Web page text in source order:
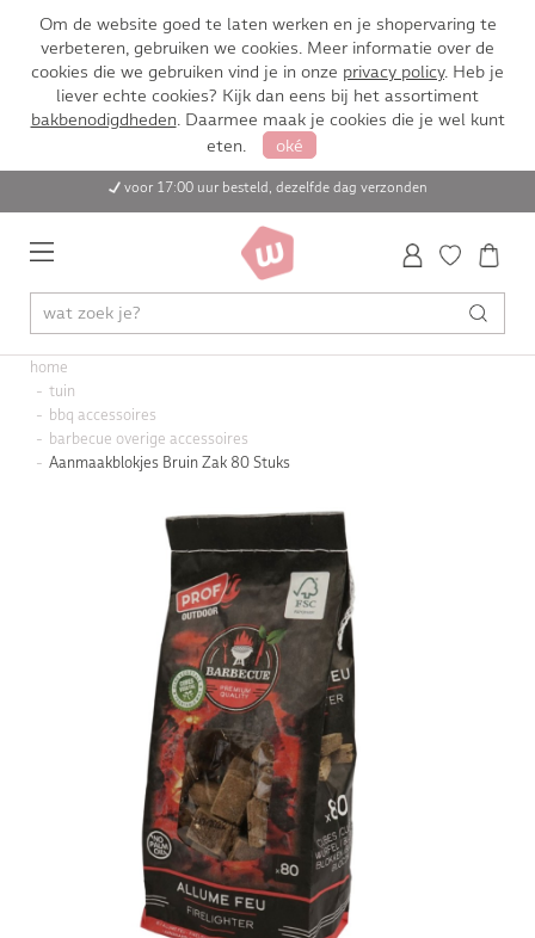
Om de website goed te laten werken en je shopervaring te
verbeteren, gebruiken we cookies. Meer informatie over de
cookies die we gebruiken vind je in onze privacy policy. Heb je
liever echte cookies? Kijk dan eens bij het assortiment
bakbenodigdheden. Daarmee maak je cookies die je wel kunt
eten.
oké
voor 17:00 uur besteld, dezelfde dag verzonden
home
tuin
bbq accessoires
barbecue overige accessoires
Aanmaakblokjes Bruin Zak 80 Stuks